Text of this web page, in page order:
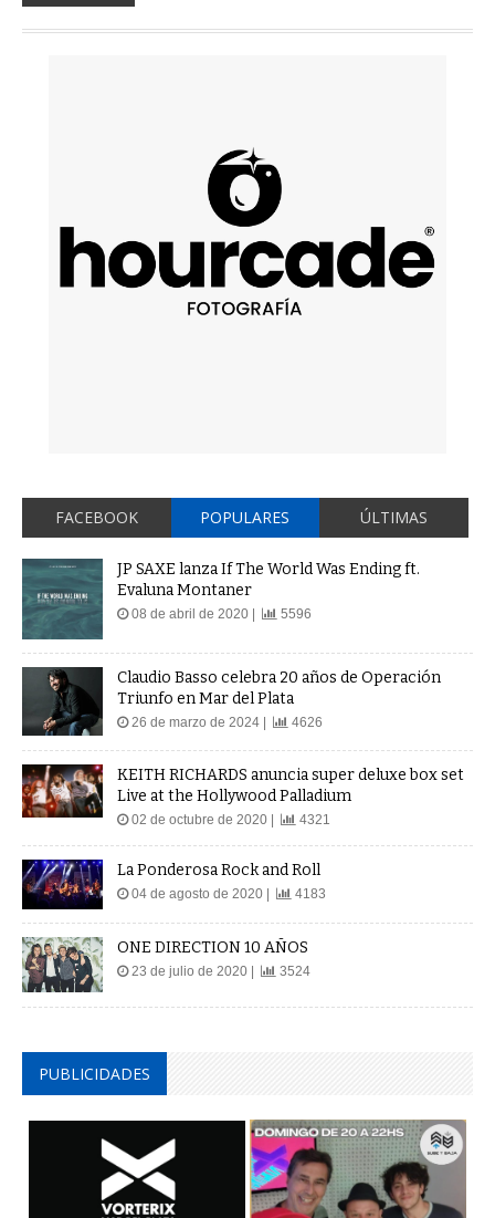
FACEBOOK POPULARES ÚLTIMAS
JP SAXE lanza If The World Was Ending ft.
Evaluna Montaner
08 de abril de 2020 | 5596
Claudio Basso celebra 20 años de Operación
Triunfo en Mar del Plata
26 de marzo de 2024 | 4626
KEITH RICHARDS anuncia super deluxe box set
Live at the Hollywood Palladium
02 de octubre de 2020 | 4321
La Ponderosa Rock and Roll
04 de agosto de 2020 | 4183
ONE DIRECTION 10 AÑOS
23 de julio de 2020 | 3524
PUBLICIDADES